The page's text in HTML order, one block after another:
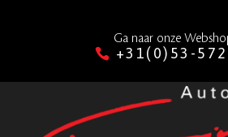
Ga naar onze
+31(0)53-